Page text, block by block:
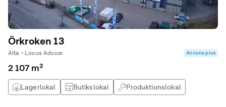
Örkroken 13
Älta • Locus Advice Annons plus
2 107 m²
Lagerlokal Butikslokal
Produktionslokal